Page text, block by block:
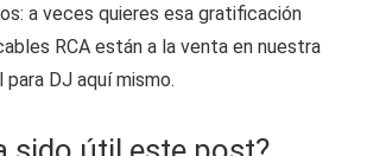
a veces quieres esa gratificación
RCA están a la venta en nuestra
DJ aquí mismo.